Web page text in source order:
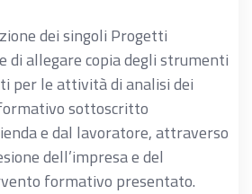
dei singoli Progetti
di allegare copia degli strumenti
per le attività di analisi dei
sottoscritto
e dal lavoratore, attraverso
dell’impresa e del
formativo presentato.